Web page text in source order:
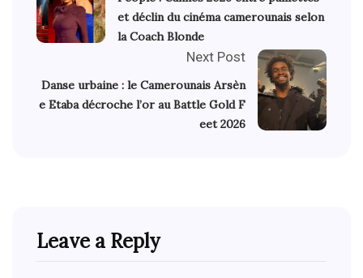
et déclin du cinéma camerounais selon
la Coach Blonde
Next Post
Danse urbaine : le Camerounais Arsèn
e Etaba décroche l’or au Battle Gold F
eet 2026
Leave a Reply